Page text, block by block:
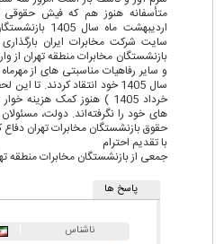
اردیبهشت ماه
سایت شرکت مخابرات ایران
بازنشستگان مخابرات منطقه تهران از
خرداد 1405 ) هنوز کمک
های خود را نگرفته‌اند. دولت،
حقوق بازنشستگان مخابرات تهران دفاع
با تقدیم احترام
جمعی از بازنشستگان مخابرات منطقه
پاسخ ها
ناشناس